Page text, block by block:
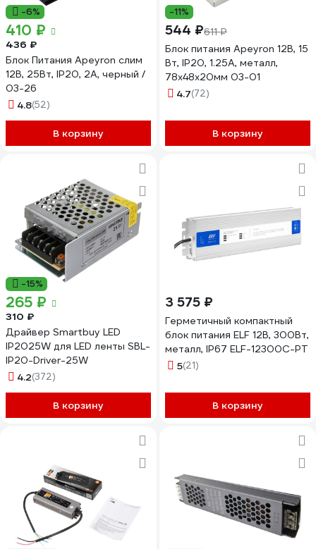
-6%
410 ₽
436 ₽
Блок Питания Apeyron слим
12В, 25Вт, IP20, 2А, черный /
03-26
4.8(52)
В корзину
-11%
544 ₽611 ₽
Блок питания Apeyron 12В, 15
Вт, IP20, 1.25А, металл,
78х48х20мм 03-01
4.7(72)
В корзину
-15%
265 ₽
310 ₽
Драйвер Smartbuy LED
IP2025W для LED ленты SBL-
IP20-Driver-25W
4.2(372)
В корзину
3 575 ₽
Герметичный компактный
блок питания ELF 12В, 300Вт,
металл, IP67 ELF-12300С-PT
5(21)
В корзину